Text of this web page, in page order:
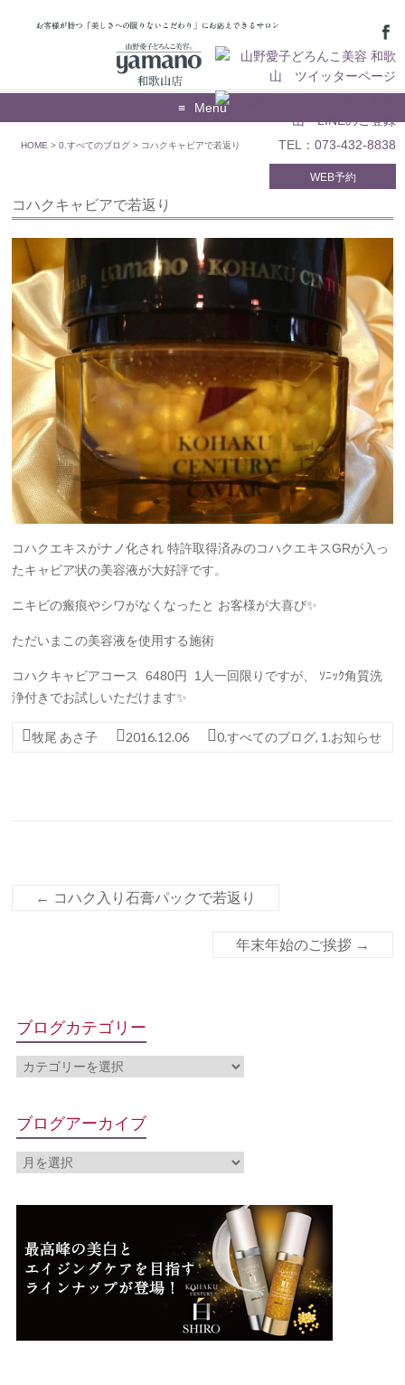
TEL： 073-432-8838
WEB予約
Menu
HOME >0.すべてのブログ > コハクキャビアで若返り
コハクキャビアで若返り
コハクエキスがナノ化され 特許取得済みのコハクエキスGRが入っ
たキャビア状の美容液が大好評です。
ニキビの瘢痕やシワがなくなったと お客様が大喜び✨
ただいまこの美容液を使用する施術
コハクキャビアコース 6480円 1人一回限りですが、 ｿﾆｯｸ角質洗
浄付きでお試しいただけます✨
牧尾 あさ子 2016.12.06 0.すべてのブログ, 1.お知らせ
← コハク入り石膏パックで若返り
年末年始のご挨拶 →
ブログカテゴリー
ブログアーカイブ